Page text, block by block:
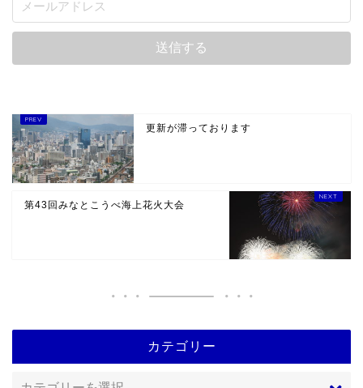
更新が滞っております
第43回みなとこうべ海上花火大会
カテゴリー